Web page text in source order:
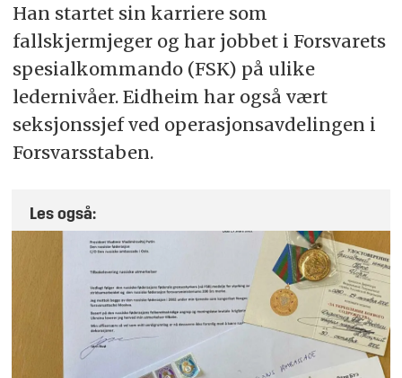
Han startet sin karriere som
fallskjermjeger og har jobbet i Forsvarets
spesialkommando (FSK) på ulike
ledernivåer. Eidheim har også vært
seksjonssjef ved operasjonsavdelingen i
Forsvarsstaben.
Les også: